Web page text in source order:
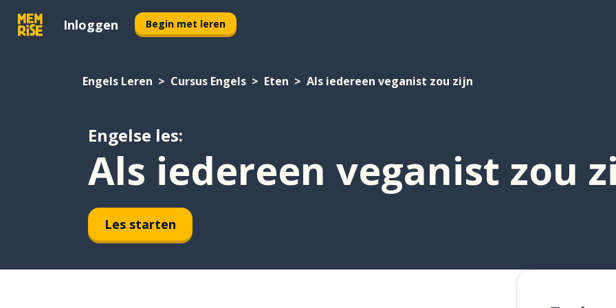
Inloggen Begin met leren
Engels Leren Cursus Engels Eten Als iedereen veganist zou zijn
Engelse les:
Als iedereen veganist zou
Les starten